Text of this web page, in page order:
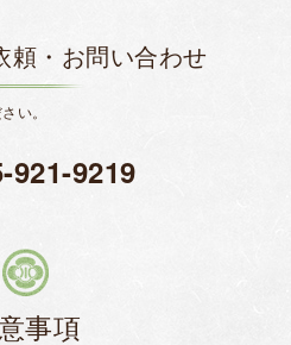
頼・お問い合わせ
い。
921-9219
事項